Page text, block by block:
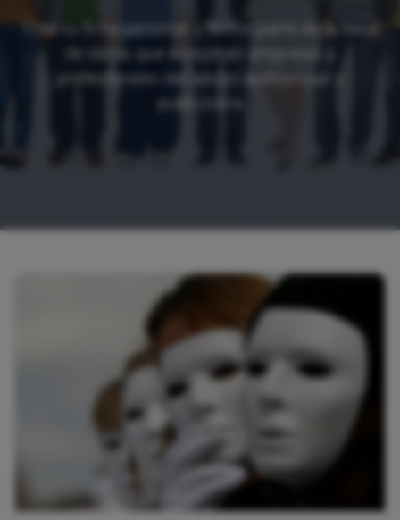
Crea tu ficha personal y forma parte de la base
de datos que consultan empresas y
profesionales del sector audiovisual y
publicitario